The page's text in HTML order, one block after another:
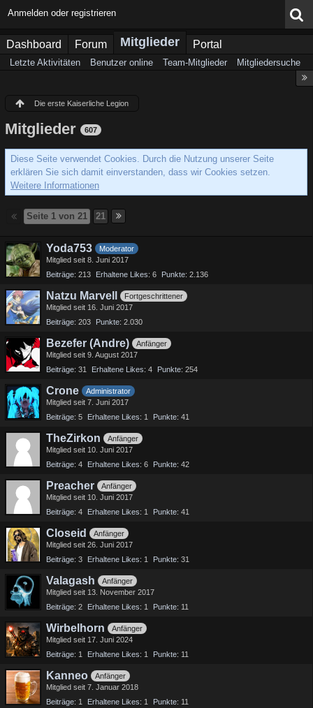
Anmelden oder registrieren
Dashboard Forum Mitglieder Portal
Letzte Aktivitäten Benutzer online Team-Mitglieder Mitgliedersuche
Die erste Kaiserliche Legion
Mitglieder 607
Diese Seite verwendet Cookies. Durch die Nutzung unserer Seite
erklären Sie sich damit einverstanden, dass wir Cookies setzen.
Weitere Informationen
Seite 1 von 21 21
Yoda753
Moderator
Mitglied seit 8. Juni 2017
Beiträge 213 Erhaltene Likes 6 Punkte 2.136
Natzu Marvell
Fortgeschrittener
Mitglied seit 16. Juni 2017
Beiträge 203 Punkte 2.030
Bezefer (Andre)
Anfänger
Mitglied seit 9. August 2017
Beiträge 31 Erhaltene Likes 4 Punkte 254
Crone
Administrator
Mitglied seit 7. Juni 2017
Beiträge 5 Erhaltene Likes 1 Punkte 41
TheZirkon
Anfänger
Mitglied seit 10. Juni 2017
Beiträge 4 Erhaltene Likes 6 Punkte 42
Preacher
Anfänger
Mitglied seit 10. Juni 2017
Beiträge 4 Erhaltene Likes 1 Punkte 41
Closeid
Anfänger
Mitglied seit 26. Juni 2017
Beiträge 3 Erhaltene Likes 1 Punkte 31
Valagash
Anfänger
Mitglied seit 13. November 2017
Beiträge 2 Erhaltene Likes 1 Punkte 11
Wirbelhorn
Anfänger
Mitglied seit 17. Juni 2024
Beiträge 1 Erhaltene Likes 1 Punkte 11
Kanneo
Anfänger
Mitglied seit 7. Januar 2018
Beiträge 1 Erhaltene Likes 1 Punkte 11